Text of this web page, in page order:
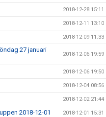
2018-12-28 15:11
2018-12-11 13:10
2018-12-09 11:33
27 januari
2018-12-06 19:59
2018-12-06 19:50
2018-12-04 08:56
2018-12-02 21:44
2018-12-01 2018-12-01 15:31